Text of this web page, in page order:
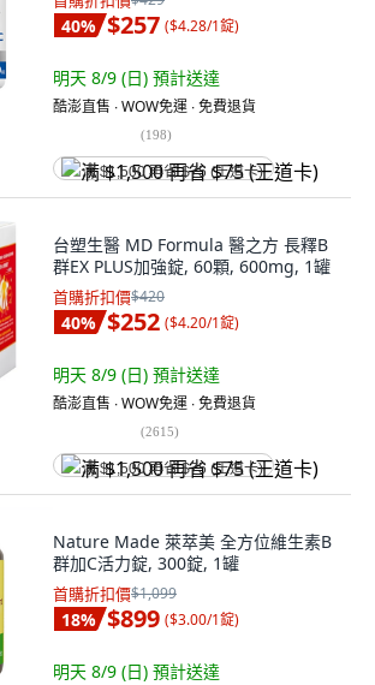
40% $257 ($4.28/1錠)
明天 8/9 (日) 預計送達
酷澎直售 ∙ WOW免運 ∙ 免費退貨
(198)
满 $1,500 再省 $75 (王道卡)
台塑生醫 MD Formula 醫之方 長釋B
群EX PLUS加強錠, 60顆, 600mg, 1罐
首購折扣價$420
40% $252 ($4.20/1錠)
明天 8/9 (日) 預計送達
酷澎直售 ∙ WOW免運 ∙ 免費退貨
(2615)
满 $1,500 再省 $75 (王道卡)
Nature Made 萊萃美 全方位維生素B
群加C活力錠, 300錠, 1罐
首購折扣價$1,099
18% $899 ($3.00/1錠)
明天 8/9 (日) 預計送達